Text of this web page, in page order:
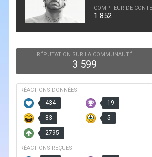
COMPTEUR DE
1 852
RÉPUTATION SUR LA COMMUNAUTÉ
3 599
RÉACTIONS DONNÉES
434 19
83 5
2795
RÉACTIONS REÇUES